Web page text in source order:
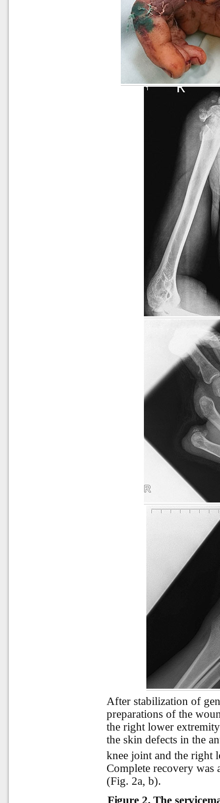
After stabilization of
preparations of the
the right lower
the skin defects in the
knee joint and the right
Complete recovery was
(Fig. 2a, b).
Figure 2.The